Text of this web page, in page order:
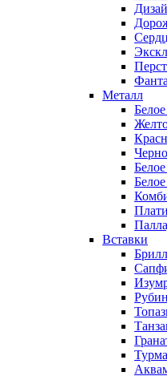
Металл
Вставки